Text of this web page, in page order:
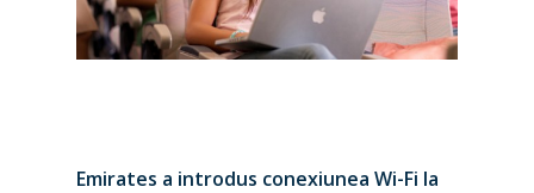
Emirates a introdus conexiunea Wi-Fi la